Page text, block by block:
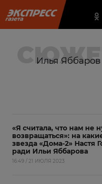
Илья Яббаров
«Я считала, что нам не
возвращаться»: на
звезда «Дома-2» Настя
ради Ильи Яббарова
16:49 / 21 ИЮЛЯ 2023